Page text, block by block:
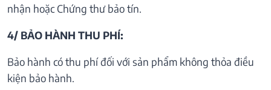
nhận hoặc Chứng thư bảo tín.
4/ BẢO HÀNH THU PHÍ:
Bảo hành có thu phí đối với sản phẩm không thỏa điều
kiện bảo hành.